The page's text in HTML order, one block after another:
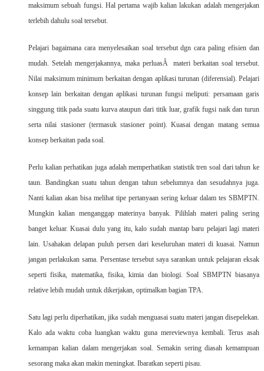
maksimum sebuah fungsi. Hal pertama wajib kalian lakukan adalah mengerjakan
terlebih dahulu soal tersebut.
Pelajari bagaimana cara menyelesaikan soal tersebut dgn cara paling efisien dan
mudah. Setelah mengerjakannya, maka perluasÂ materi berkaitan soal tersebut.
Nilai maksimum minimum berkaitan dengan aplikasi turunan (diferensial). Pelajari
konsep lain berkaitan dengan aplikasi turunan fungsi meliputi: persamaan garis
singgung titik pada suatu kurva ataupun dari titik luar, grafik fugsi naik dan turun
serta nilai stasioner (termasuk stasioner point). Kuasai dengan matang semua
konsep berkaitan pada soal.
Perlu kalian perhatikan juga adalah memperhatikan statistik tren soal dari tahun ke
taun. Bandingkan suatu tahun dengan tahun sebelumnya dan sesudahnya juga.
Nanti kalian akan bisa melihat tipe pertanyaan sering keluar dalam tes SBMPTN.
Mungkin kalian menganggap materinya banyak. Pilihlah materi paling sering
banget keluar. Kuasai dulu yang itu, kalo sudah mantap baru pelajari lagi materi
lain. Usahakan delapan puluh persen dari keseluruhan materi di kuasai. Namun
jangan perlakukan sama. Persentase tersebut saya sarankan untuk pelajaran eksak
seperti fisika, matematika, fisika, kimia dan biologi. Soal SBMPTN biasanya
relative lebih mudah untuk dikerjakan, optimalkan bagian TPA.
Satu lagi perlu diperhatikan, jika sudah menguasai suatu materi jangan disepelekan.
Kalo ada waktu coba luangkan waktu guna mereviewnya kembali. Terus asah
kemampan kalian dalam mengerjakan soal. Semakin sering diasah kemampuan
sesorang maka akan makin meningkat. Ibaratkan seperti pisau.